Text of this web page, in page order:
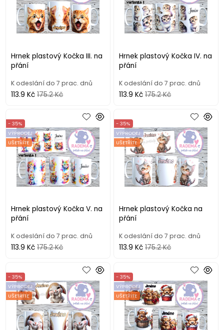
Hrnek plastový Kočka III. na
přání
K odeslání do 7 prac. dnů
113.9 Kč 175.2 Kč
Hrnek plastový Kočka IV. na
přání
K odeslání do 7 prac. dnů
113.9 Kč 175.2 Kč
Hrnek plastový Kočka V. na
přání
- 35%
VÝPRODEJ
UŠETŘÍTE
K odeslání do 7 prac. dnů
113.9 Kč 175.2 Kč
Hrnek plastový Kočka na
přání
- 35%
VÝPRODEJ
UŠETŘÍTE
K odeslání do 7 prac. dnů
113.9 Kč 175.2 Kč
- 35%
VÝPRODEJ
UŠETŘÍTE
- 35%
VÝPRODEJ
UŠETŘÍTE